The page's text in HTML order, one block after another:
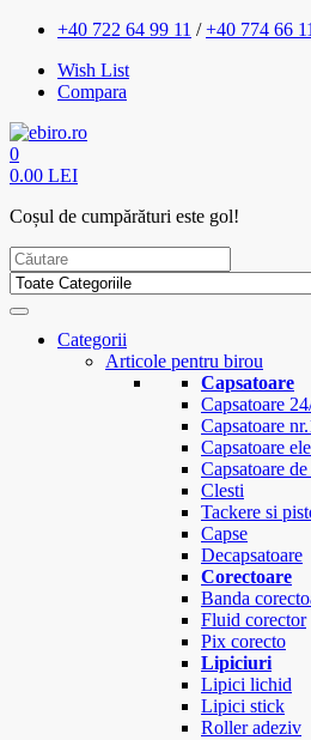
+40 722 64 99 11 /+40 774 66
Wish List
Compara
0
0.00 LEI
Coșul de cumpărături este gol!
Categorii
Articole pentru birou
Capsatoare
Capsatoare
Capsatoare
Capsatoare
Capsatoare
Clesti
Tackere si
Capse
Decapsatoare
Corectoare
Banda
Fluid corector
Pix corecto
Lipiciuri
Lipici lichid
Lipici stick
Roller adeziv